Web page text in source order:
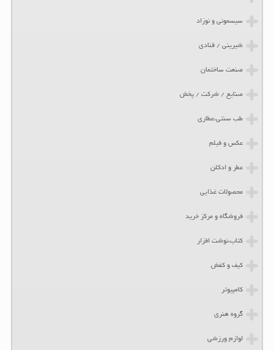
سیسمونی و نوزاد
شیرینی / قنادی
صنعت ساختمان
صنایع / شرکت / پخش
طب سنتی،عطاری
عکس و فیلم
عطر و ادکلن
محصولات غذایی
فروشگاه و مرکز خرید
کتاب،نوشت افزار
کیف و کفش
کامپیوتر
گروه هنری
لوازم ورزشی